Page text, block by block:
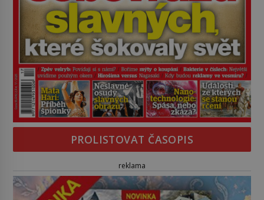
PROLISTOVAT ČASOPIS
reklama